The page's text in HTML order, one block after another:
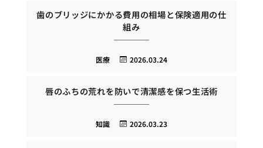
歯のブリッジにかかる費用の相場と保険適用の仕
組み
2026.03.24
医療
唇のふちの荒れを防いで清潔感を保つ生活術
2026.03.23
知識